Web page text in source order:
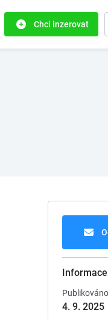
Chci inzerovat
Informace
Publikováno
4. 9. 2025